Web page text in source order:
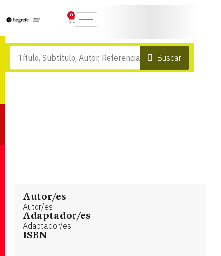
0
Buscar
Autor/es
Autor/es
Adaptador/es
Adaptador/es
ISBN